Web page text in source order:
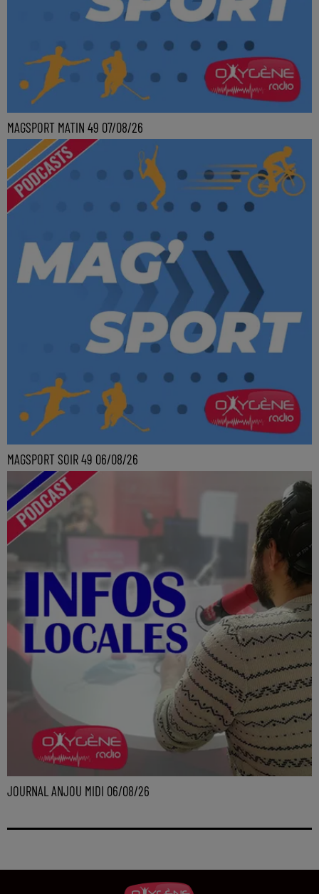
MAGSPORT MATIN 49 07/08/26
MAGSPORT SOIR 49 06/08/26
JOURNAL ANJOU MIDI 06/08/26